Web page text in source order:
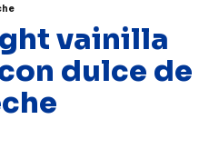
vainilla
dulce de